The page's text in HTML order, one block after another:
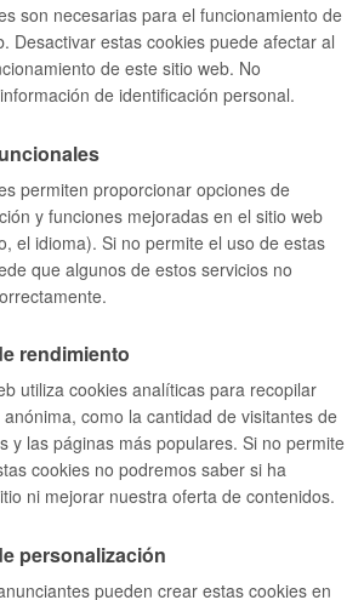
de Donostia / San Sebastián
/ San Sebastián)
Sebastián
son necesarias para el funcionamiento de
Desactivar estas cookies puede afectar al
de este sitio web. No
de identificación personal.
permiten proporcionar opciones de
y funciones mejoradas en el sitio web
el idioma). Si no permite el uso de estas
que algunos de estos servicios no
rendimiento
utiliza cookies analíticas para recopilar
como la cantidad de visitantes de
y las páginas más populares. Si no permite
cookies no podremos saber si ha
ni mejorar nuestra oferta de contenidos.
personalización
pueden crear estas cookies en